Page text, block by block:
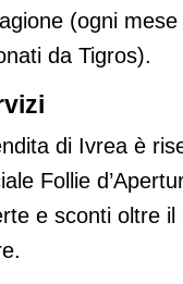
(ogni
da Tigros).
di Ivrea è
Follie
e sconti oltre il